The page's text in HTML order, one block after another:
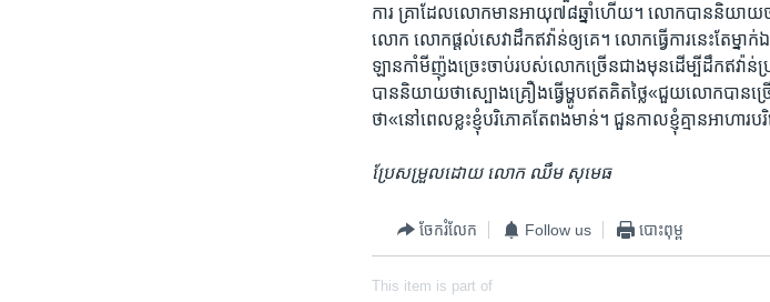
ការ​ គ្រា​ដែល​លោក​មានអាយុ៧៨ឆ្នាំ​ហើយ។ លោក​បាននិយាយ​
លោក​ លោក​ផ្តល់​សេវាដឹក​ឥវ៉ាន់​ឲ្យ​គេ។ ​លោក​ធ្វើការ​នេះ​តែ​ម្នាក់
ឡានកាំមីញ៉ុងច្រេះ​ចាប់របស់​លោកច្រើន​ជាង​មុនដើម្បី​ដឹក​ឥវ៉
បាននិយាយ​ថា​ស្បោងគ្រឿងធ្វើ​ម្ហូបឥតគិត​ថ្លៃ«ជួយ​លោក​បាន
ថា«នៅ​ពេល​ខ្លះ​ខ្ញុំបរិភោគតែ​ពងមាន់។ ​ជួនកាល​ខ្ញុំ​គ្មាន​អាហារប
ប្រែ​សម្រួល​ដោយ លោក ឈឹម​ សុមេធ
ចែករំលែក Follow us បោះពុម្ព
This item is part of